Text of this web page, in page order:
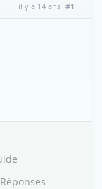
il y a 14 ans #1